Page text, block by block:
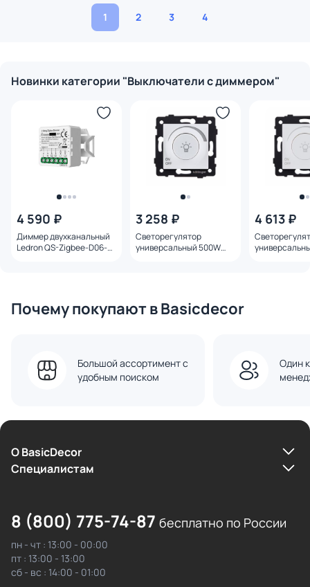
1 2 3 4
Новинки категории "Выключатели с диммером"
4 590 ₽
Диммер двухканальный
Ledron QS-Zigbee-D06-
3 258 ₽
Светорегулятор
универсальный 500W
4 613 ₽
Почему покупают в Basicdecor
Большой ассортимент с
удобным поиском
Один
О BasicDecor
Cпециалистам
8 (800) 775-74-87 бесплатно по России
пн - чт : 13:00 - 00:00
пт : 13:00 - 13:00
сб - вс : 14:00 - 01:00